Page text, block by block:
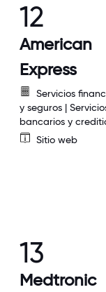
12
American
Express
Servicios
y seguros |
bancarios y
Sitio web
13
Medtronic